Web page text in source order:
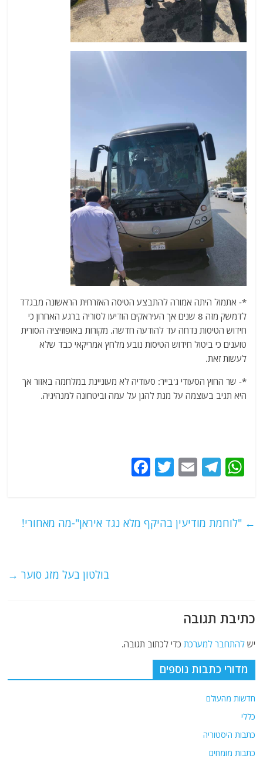
*- אתמול היתה אמורה להתבצע הטיסה האזרחית הראשונה מבגדד
לדמשק מזה 8 שנים אך העיראקים הודיעו לסוריה ברגע האחרון כי
חידוש הטיסות נדחה עד להודעה חדשה. מקורות באופוזיציה הסורית
טוענים כי ביטול חידוש הטיסות נובע מלחץ אמריקאי כבד שלא
לעשות זאת.
*- שר החוץ הסעודי ג'בייר: סעודיה לא מעוניינת במלחמה באזור אך
היא תגיב בעוצמה על מנת להגן על עמה וביטחונה למנהיגיה.
W
s
T
g
E
l
T
er
e ← "לוחמת מודיעין בהיקף מלא נגד איראן"-מה מאחורי!
בולטון בעל מזג סוער →
כתיבת תגובה
ישלהתחבר למערכת כדי לכתוב תגובה.
מדורי כתבות נוספים
חדשות מהעולם
כללי
כתבות היסטוריה
כתבות מומחים